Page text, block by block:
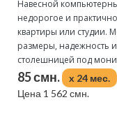
Навесной
недорогое и
квартиры или студии.
размеры, надежность
столешницей под
85 смн.
x 24 мес.
Цена 1 562 смн.